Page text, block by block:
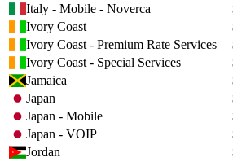
Italy - Mobile - Noverca
Ivory Coast
Ivory Coast - Premium Rate Services
Ivory Coast - Special Services
Jamaica
Japan
Japan - Mobile
Japan - VOIP
Jordan